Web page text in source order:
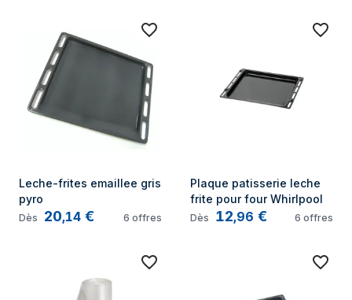
Leche-frites emaillee gris
pyro
Dès 20,14 € 6 offres
Plaque patisserie leche
frite pour four Whirlpool
Dès 12,96 € 6 offres